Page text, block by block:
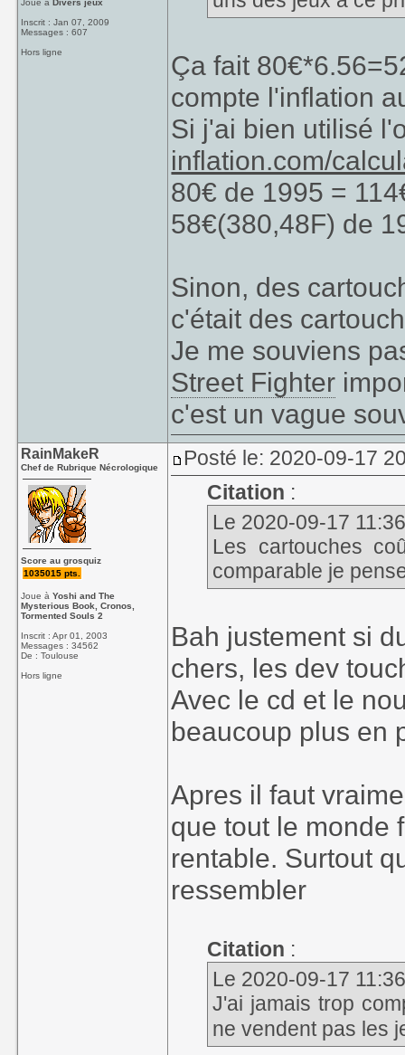
Joue à
Divers jeux
Inscrit : Jan 07, 2009
Messages : 607
Hors ligne
Ça fait
compte l'inflation
Si j'ai bien utilisé
inflation.com/
80€ de 1995 =
58€(380,48F) de
Sinon, des
c'était des
Je me souviens
Street Fighter
c'est un vague
RainMakeR
Chef de Rubrique Nécrologique
Score au grosquiz
1035015 pts.
Joue àYoshi and The
Mysterious Book, Cronos,
Tormented Souls 2
Inscrit : Apr 01, 2003
Messages : 34562
De : Toulouse
Hors ligne
Posté le: 2020-09-17
Citation :
Le 2020-09-17
Les cartouches
comparable je
Bah justement si
chers, les dev
Avec le cd et le
beaucoup plus en
Apres il faut
que tout le monde
rentable. Surtout
ressembler
Citation :
Le 2020-09-17
J'ai jamais trop
ne vendent pas les